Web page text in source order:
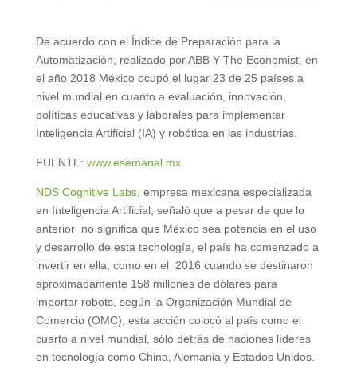
De acuerdo con el Índice de Preparación para la
Automatización, realizado por ABB Y The Economist, en
el año 2018 México ocupó el lugar 23 de 25 países a
nivel mundial en cuanto a evaluación, innovación,
políticas educativas y laborales para implementar
Inteligencia Artificial (IA) y robótica en las industrias.
FUENTE: www.esemanal.mx
NDS Cognitive Labs, empresa mexicana especializada
en Inteligencia Artificial, señaló que a pesar de que lo
anterior no significa que México sea potencia en el uso
y desarrollo de esta tecnología, el país ha comenzado a
invertir en ella, como en el 2016 cuando se destinaron
aproximadamente 158 millones de dólares para
importar robots, según la Organización Mundial de
Comercio (OMC), esta acción colocó al país como el
cuarto a nivel mundial, sólo detrás de naciones líderes
en tecnología como China, Alemania y Estados Unidos.